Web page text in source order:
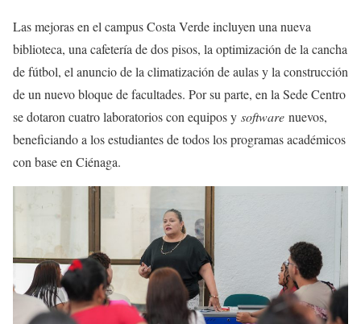
Las mejoras en el campus Costa Verde incluyen una nueva
biblioteca, una cafetería de dos pisos, la optimización de la cancha
de fútbol, el anuncio de la climatización de aulas y la construcción
de un nuevo bloque de facultades. Por su parte, en la Sede Centro
se dotaron cuatro laboratorios con equipos y software nuevos,
beneficiando a los estudiantes de todos los programas académicos
con base en Ciénaga.